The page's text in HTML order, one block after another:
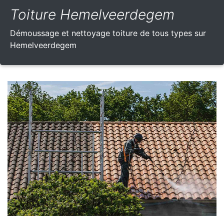
Toiture Hemelveerdegem
Démoussage et nettoyage toiture de tous types sur
Hemelveerdegem